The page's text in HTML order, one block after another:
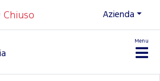
Chiuso Azienda
Menu